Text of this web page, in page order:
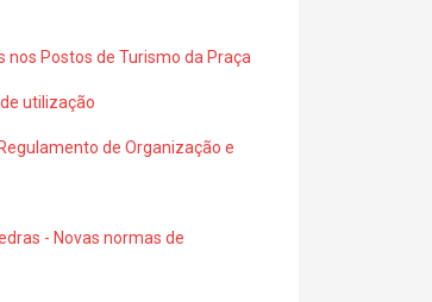
nos Postos de Turismo da Praça
utilização
de Organização e
- Novas normas de